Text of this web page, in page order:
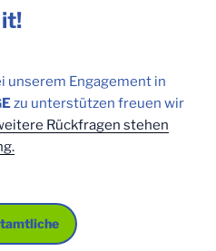
unserem Engagement in
zu unterstützen freuen wir
Rückfragen stehen